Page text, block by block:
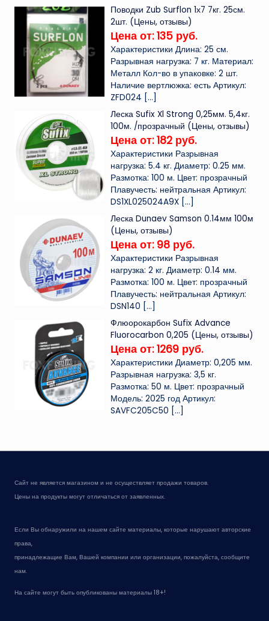
Поводки Zub Surflon 1х7 7кг. 25см.
2шт. (Цены, отзывы)
Цена от: 135 руб.
Характеристики Длина: 25 см.
Разрывная нагрузка: 7 кг. Материал:
Металл Кол-во в упаковке: 2 шт.
Наличие вертлюжка: есть Артикул:
ZFD024 […]
Леска Sufix Xl Strong 0,25мм. 5,4кг.
100м. /прозрачный (Цены, отзывы)
Цена от: 182 руб.
Характеристики Разрывная
нагрузка: 5.4 кг. Диаметр: 0.25 мм.
Размотка: 100 м. Цвет: прозрачный
Плавучесть: нейтральная Артикул:
DS1XL025024A9X […]
Леска Dunaev Samson 0.14мм 100м
(Цены, отзывы)
Цена от: 98 руб.
Характеристики Разрывная
нагрузка: 2 кг. Диаметр: 0.14 мм.
Размотка: 100 м. Цвет: прозрачный
Плавучесть: нейтральная Артикул:
DSN140 […]
Флюорокарбон Sufix Advance
Fluorocarbon 0,205 (Цены, отзывы)
Цена от: 1269 руб.
Характеристики Диаметр: 0,205 мм.
Разрывная нагрузка: 3,5 кг.
Размотка: 50 м. Цвет: прозрачный
Модель: 2025 год Артикул:
SAVFC205C50 […]
Сайт не является магазином и не осуществляет продажи товаров.
Цены на продукты могут отличаться от заявленных.
Если Вы обнаружили на нашем сайте материалы, которые нарушают авторские
права,
принадлежащие Вам, Вашей компании или организации, пожалуйста, сообщите
нам.
На сайте могут быть опубликованы материалы 18+!